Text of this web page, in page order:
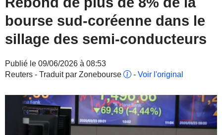
bourse sud-coréenne dans le
sillage des semi-conducteurs
Publié le 09/06/2026 à 08:53
Reuters - Traduit par Zonebourse
- Voir l'original